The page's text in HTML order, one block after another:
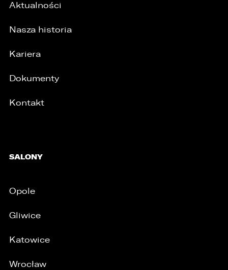
Aktualności
Nasza historia
Kariera
Dokumenty
Kontakt
SALONY
Opole
Gliwice
Katowice
Wrocław